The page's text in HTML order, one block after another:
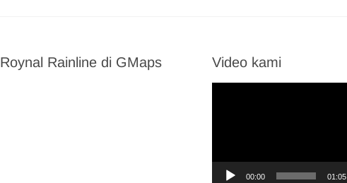
Roynal Rainline di GMaps Video kami
00:00 01:05